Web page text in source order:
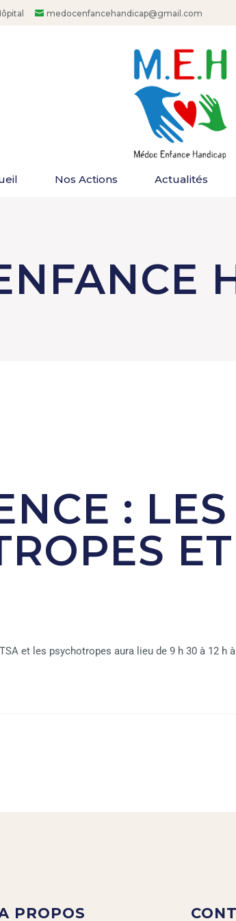
medocenfancehandicap@gmail.com
Nos Actions Actualités
: LES
et les psychotropes aura lieu de 9 h 30 à 12 h
PROPOS